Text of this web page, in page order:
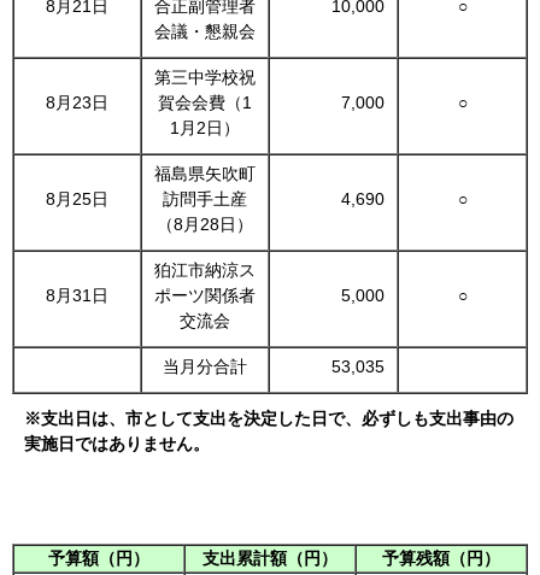
8月21日
合正副管理者
会議・懇親会
10,000 ○
8月23日
第三中学校祝
賀会会費（1
1月2日）
7,000 ○
8月25日
福島県矢吹町
訪問手土産
（8月28日）
4,690 ○
8月31日
狛江市納涼ス
ポーツ関係者
交流会
5,000 ○
当月分合計 53,035
※支出日は、市として支出を決定した日で、必ずしも支出事由の
実施日ではありません。
予算額（円） 支出累計額（円）
予算残額（円）